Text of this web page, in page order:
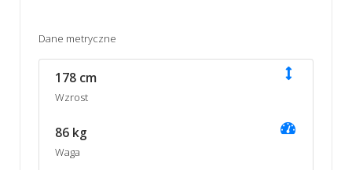
Dane metryczne
178 cm
Wzrost
86 kg
Waga